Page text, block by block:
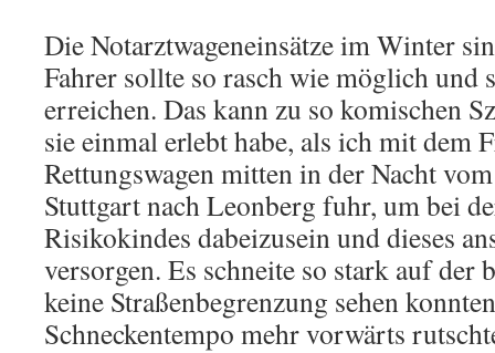
Die Notarztwageneinsätze im Winter
Fahrer sollte so rasch wie möglich und
erreichen. Das kann zu so komischen
sie einmal erlebt habe, als ich mit dem
Rettungswagen mitten in der Nacht
Stuttgart nach Leonberg fuhr, um bei
Risikokindes dabeizusein und dieses
versorgen. Es schneite so stark auf der
keine Straßenbegrenzung sehen
Schneckentempo mehr vorwärts